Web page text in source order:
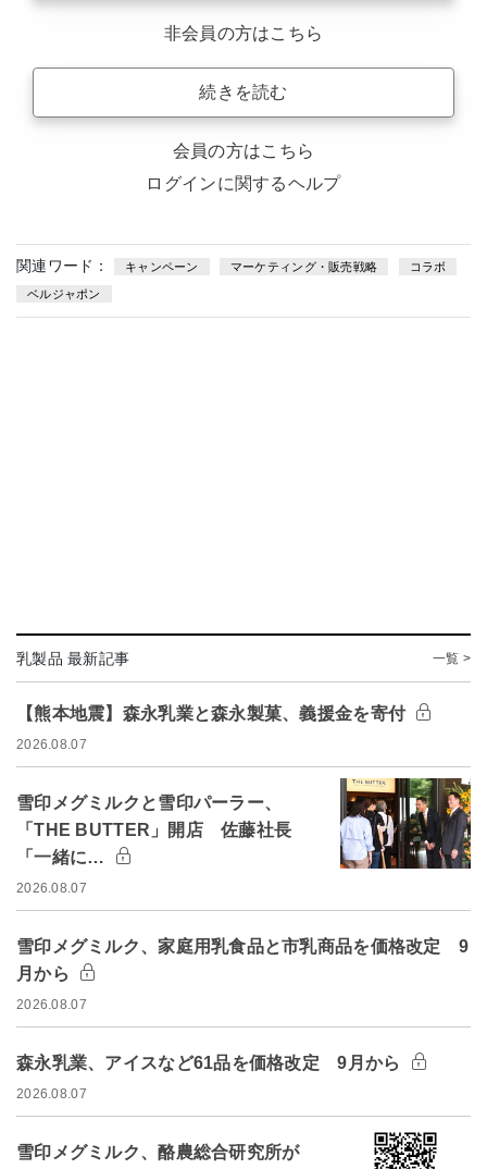
非会員の方はこちら
続きを読む
会員の方はこちら
ログインに関するヘルプ
関連ワード： キャンペーン マーケティング・販売戦略 コラボ
ベルジャポン
乳製品 最新記事 一覧 >
【熊本地震】森永乳業と森永製菓、義援金を寄付
2026.08.07
雪印メグミルクと雪印パーラー、
「THE BUTTER」開店 佐藤社長
「一緒に…
2026.08.07
雪印メグミルク、家庭用乳食品と市乳商品を価格改定 9
月から
2026.08.07
森永乳業、アイスなど61品を価格改定 9月から
2026.08.07
雪印メグミルク、酪農総合研究所が